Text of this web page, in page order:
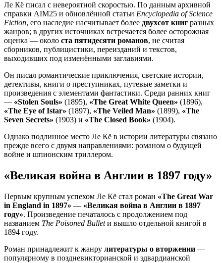
Ле Кё писал с невероятной скоростью. По данным архивной
справки AIM25 и обновлённой статьи Encyclopedia of Science
Fiction, его наследие насчитывает более двухсот книг разных
жанров; в других источниках встречается более осторожная
оценка — около ста пятидесяти романов, не считая
сборников, публицистики, переизданий и текстов,
выходивших под изменёнными заглавиями.
Он писал романтические приключения, светские истории,
детективы, книги о преступниках, путевые заметки и
произведения с элементами фантастики. Среди ранних книг
— «Stolen Souls» (1895), «The Great White Queen» (1896),
«The Eye of Istar» (1897), «The Veiled Man» (1899), «The
Seven Secrets» (1903) и «The Closed Book» (1904).
Однако подлинное место Ле Кё в истории литературы связано
прежде всего с двумя направлениями: романом о будущей
войне и шпионским триллером.
«Великая война в Англии в 1897 году»
Первым крупным успехом Ле Кё стал роман «The Great War
in England in 1897» — «Великая война в Англии в 1897
году». Произведение печаталось с продолжением под
названием The Poisoned Bulletи вышло отдельной книгой в
1894 году.
Роман принадлежит к жанру литературы о вторжении —
популярному в поздневикторианской и эдвардианской